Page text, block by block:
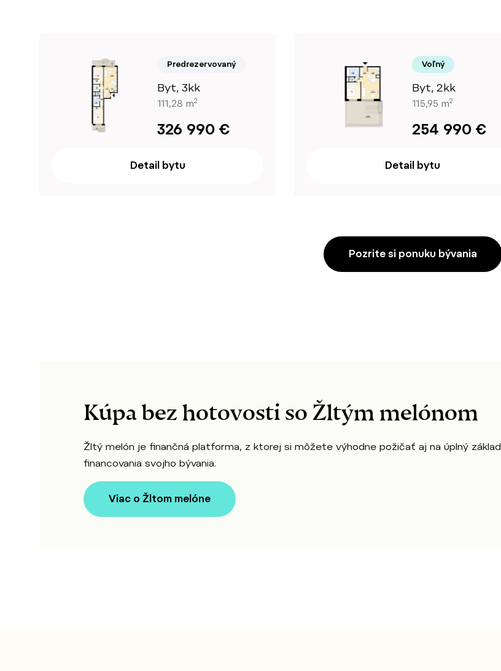
Predrezervovaný
Byt, 3kk
111,28 m2
326 990 €
Detail bytu
Voľný
Byt, 2kk
115,95 m2
254 990 €
Detail bytu
Pozrite si ponuku bývania
Kúpa bez hotovosti so Žltým melónom
Žltý melón je finančná platforma, z ktorej si môžete výhodne požičať aj na úplný základ
financovania svojho bývania.
Viac o Žltom melóne